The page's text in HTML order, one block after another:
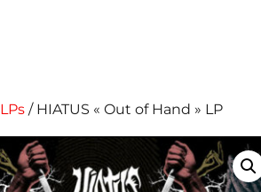
LPs / HIATUS « Out of Hand » LP